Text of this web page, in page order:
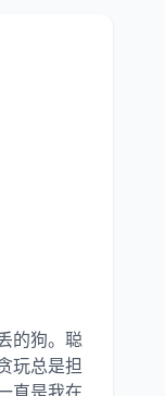
的狗。聪
玩总是担
直是我在